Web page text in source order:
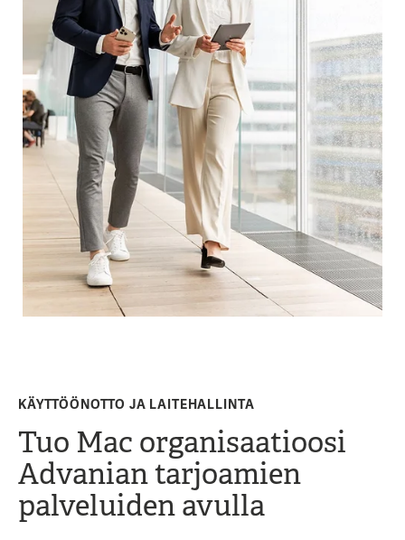
KÄYTTÖÖNOTTO JA LAITEHALLINTA
Tuo Mac organisaatioosi
Advanian tarjoamien
palveluiden avulla